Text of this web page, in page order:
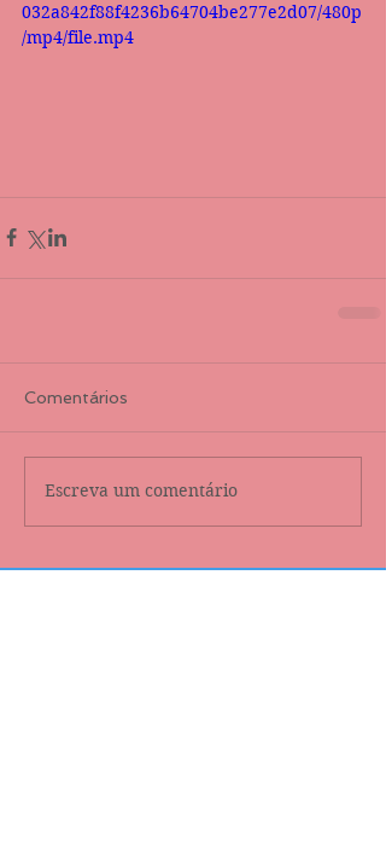
032a842f88f4236b64704be277e2d07/480p
/mp4/file.mp4
Comentários
Escreva um comentário